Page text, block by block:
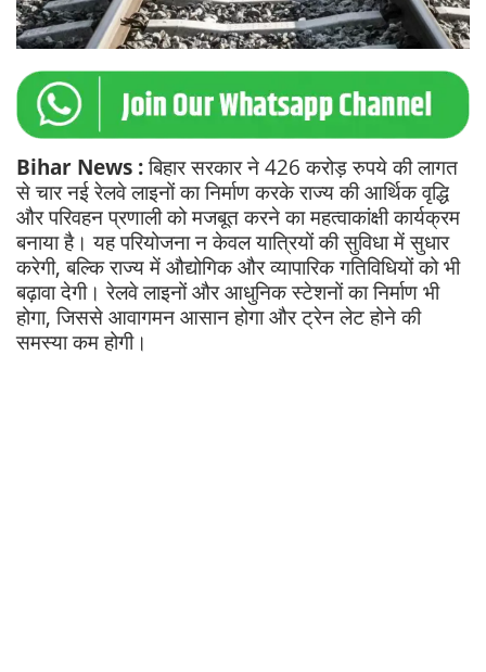
Bihar News :बिहार सरकार ने 426 करोड़ रुपये की लागत
से चार नई रेलवे लाइनों का निर्माण करके राज्य की आर्थिक वृद्धि
और परिवहन प्रणाली को मजबूत करने का महत्वाकांक्षी कार्यक्रम
बनाया है। यह परियोजना न केवल यात्रियों की सुविधा में सुधार
करेगी, बल्कि राज्य में औद्योगिक और व्यापारिक गतिविधियों को भी
बढ़ावा देगी। रेलवे लाइनों और आधुनिक स्टेशनों का निर्माण भी
होगा, जिससे आवागमन आसान होगा और ट्रेन लेट होने की
समस्या कम होगी।